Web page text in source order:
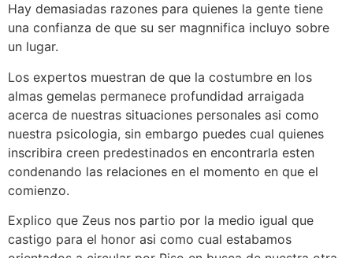
Hay demasiadas razones para quienes la gente tiene
una confianza de que su ser magnnifica incluyo sobre
un lugar.
Los expertos muestran de que la costumbre en los
almas gemelas permanece profundidad arraigada
acerca de nuestras situaciones personales asi­ como
nuestra psicologia, sin embargo puedes cual quienes
inscribira creen predestinados en encontrarla esten
condenando las relaciones en el momento en que el
comienzo.
Explico que Zeus nos partio por la medio igual que
castigo para el honor asi­ como cual estabamos